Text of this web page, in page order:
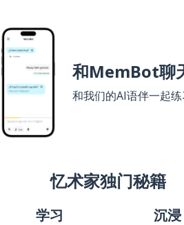
和MemBot聊
和我们的AI语伴一起
忆术家独门秘籍
学习 沉浸